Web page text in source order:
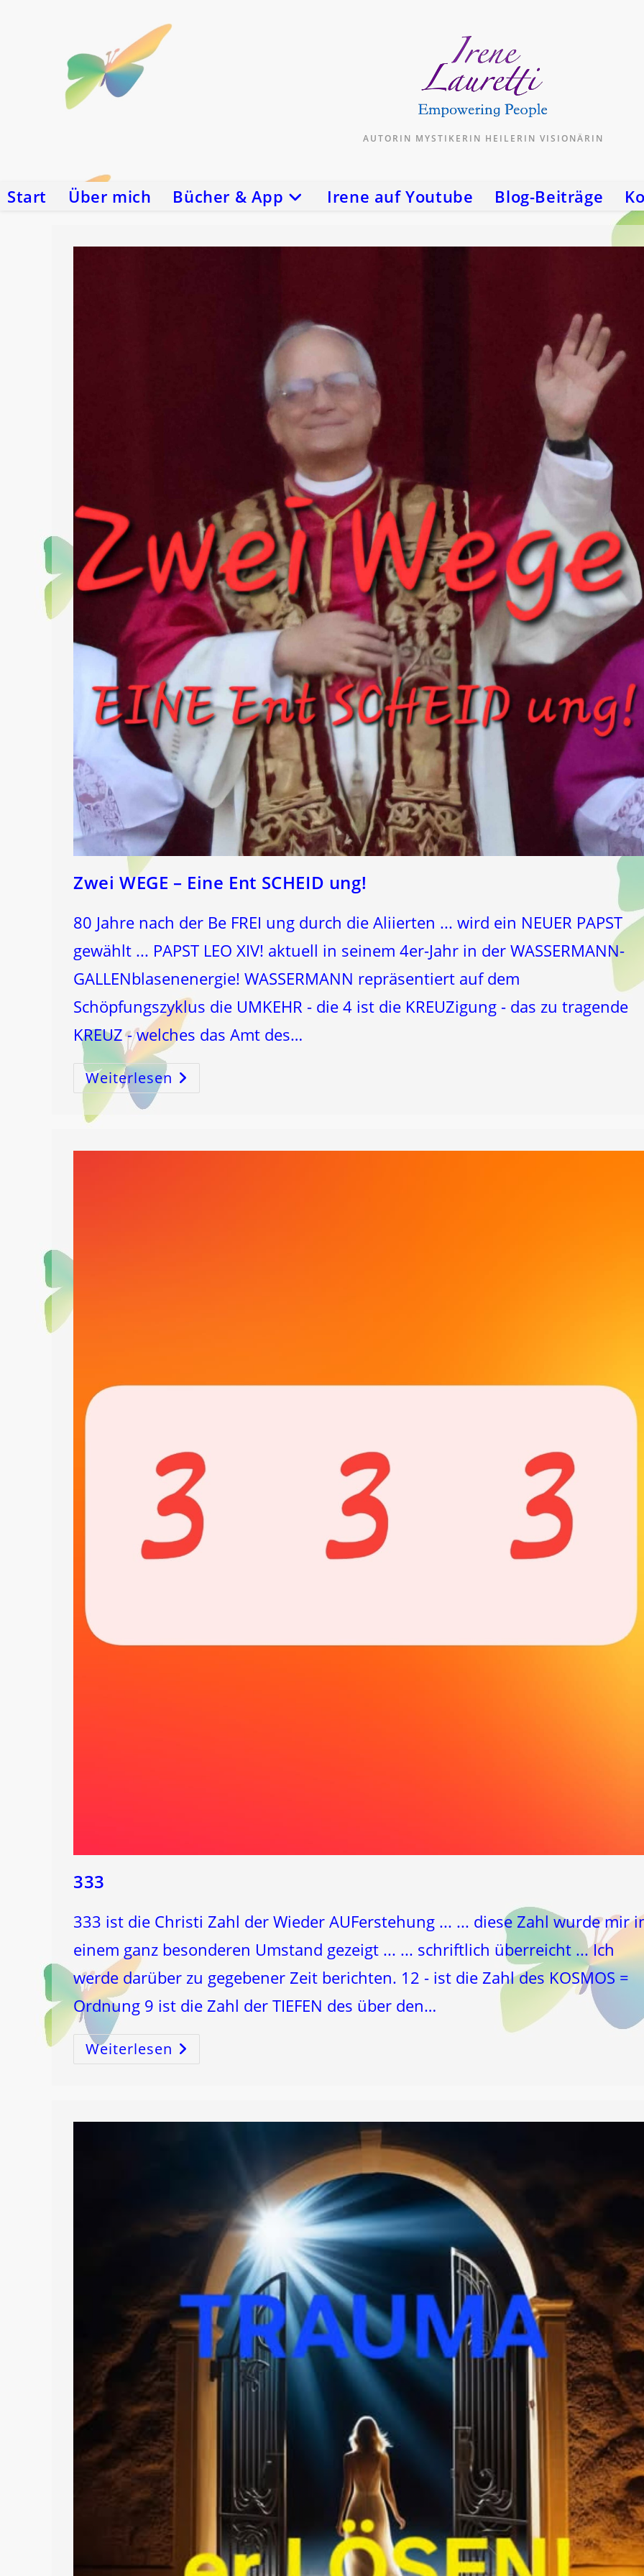
AUTORIN MYSTIKERIN HEILERIN VISIONÄRIN
Start Über mich Bücher & App Irene auf Youtube Blog-Beiträge
Zwei WEGE – Eine Ent SCHEID ung!
80 Jahre nach der Be FREI ung durch die Aliierten ... wird ein NEUER PAPST
gewählt ... PAPST LEO XIV! aktuell in seinem 4er-Jahr in der WASSERMANN-
GALLENblasenenergie! WASSERMANN repräsentiert auf dem
Schöpfungszyklus die UMKEHR - die 4 ist die KREUZigung - das zu tragende
KREUZ - welches das Amt des…
Weiterlesen Zwei
WEGE
–
333
333 ist die Christi Zahl der Wieder AUFerstehung ... ... diese Zahl wurde mir
einem ganz besonderen Umstand gezeigt ... ... schriftlich überreicht ... Ich
werde darüber zu gegebener Zeit berichten. 12 - ist die Zahl des KOSMOS =
Ordnung 9 ist die Zahl der TIEFEN des über den…
Weiterlesen 333